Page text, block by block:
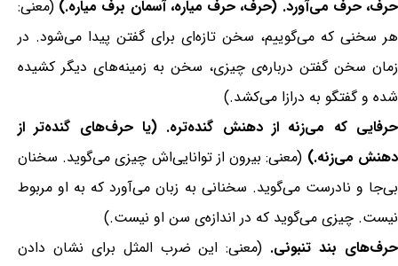
حرف، حرف می‌آورد. (حرف، حرف میاره، آسمان برف میاره.) (معنی:
هر سخنی که می‌گوییم، سخن تازه‌ای برای گفتن پیدا می‌شود. در
زمان سخن گفتن درباره‌ی چیزی، سخن به زمینه‌های دیگر کشیده
شده و گفتگو به درازا می‌کشد.)
حرفایی که می‌زنه از دهنش گنده‌تره. (یا حرف‌های گنده‌تر از
دهنش می‌زنه.) (معنی: بیرون از توانایی‌اش چیزی می‌گوید. سخنان
بی‌جا و نادرست می‌گوید. سخنانی به زبان می‌آورد که به او مربوط
نیست. چیزی می‌گوید که در اندازه‌ی سن او نیست.)
حرف‌های بند تنبونی. (معنی: این ضرب المثل برای نشان دادن